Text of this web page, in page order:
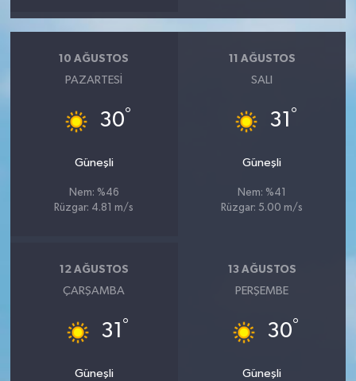
10 AĞUSTOS
PAZARTESI
30°
Güneşli
Nem: %46
Rüzgar: 4.81 m/s
11 AĞUSTOS
SALI
31 °
Güneşli
Nem: %41
Rüzgar: 5.00 m/s
12 AĞUSTOS
ÇARŞAMBA
31 °
Güneşli
13 AĞUSTOS
PERŞEMBE
30°
Güneşli